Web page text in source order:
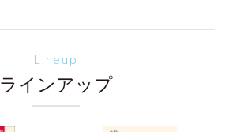
Lineup
ラインアップ